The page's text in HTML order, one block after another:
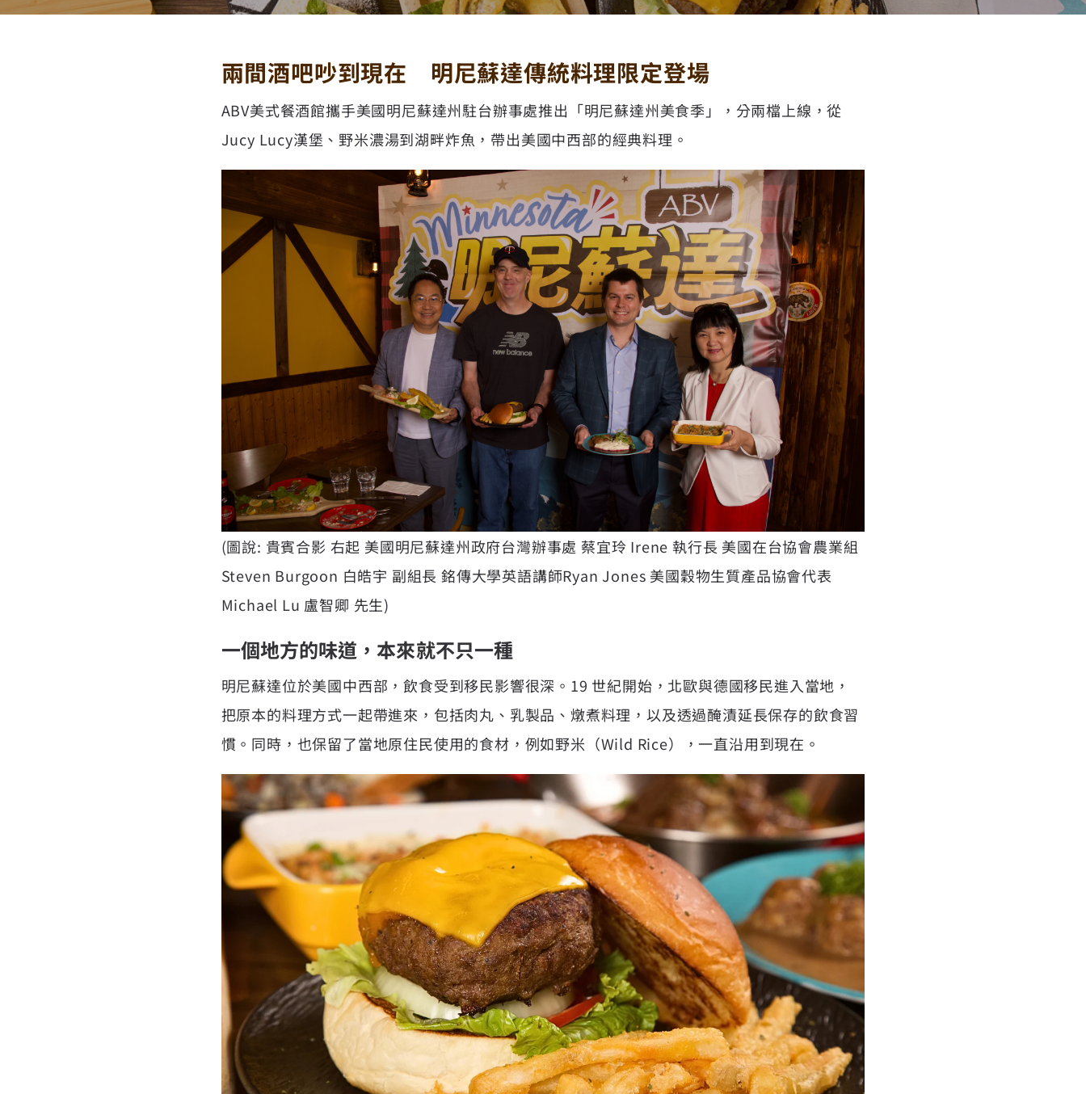
兩間酒吧吵到現在 明尼蘇達傳統料理限定登場
ABV美式餐酒館攜手美國明尼蘇達州駐台辦事處推出「明尼蘇達州美食季」，分兩檔上線，從
Jucy Lucy漢堡、野米濃湯到湖畔炸魚，帶出美國中西部的經典料理。
(圖說: 貴賓合影 右起 美國明尼蘇達州政府台灣辦事處 蔡宜玲 Irene 執行長 美國在台協會農業組
Steven Burgoon 白皓宇 副組長 銘傳大學英語講師Ryan Jones 美國穀物生質產品協會代表
Michael Lu 盧智卿 先生)
一個地方的味道，本來就不只一種
明尼蘇達位於美國中西部，飲食受到移民影響很深。19 世紀開始，北歐與德國移民進入當地，
把原本的料理方式一起帶進來，包括肉丸、乳製品、燉煮料理，以及透過醃漬延長保存的飲食習
慣。同時，也保留了當地原住民使用的食材，例如野米（Wild Rice），一直沿用到現在。